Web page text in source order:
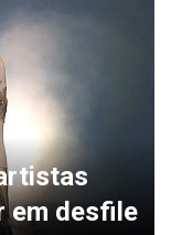
em desfile